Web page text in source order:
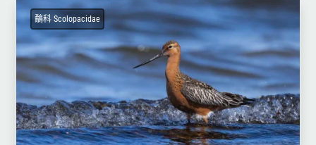
鷸科 Scolopacidae